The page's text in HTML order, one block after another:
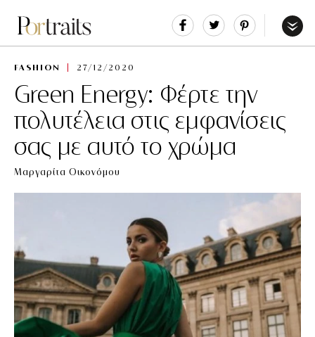
Share Tweet
FASHION 27/12/2020
Green Energy: Φέρτε την
πολυτέλεια στις εμφανίσεις
σας με αυτό το χρώμα
Μαργαρίτα Οικονόμου